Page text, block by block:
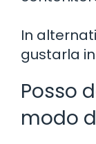
In
gustarla
Posso
modo